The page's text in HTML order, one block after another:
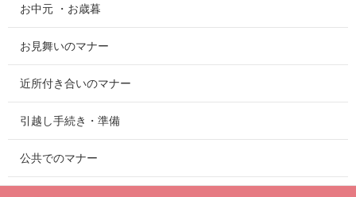
お中元 ・お歳暮
お見舞いのマナー
近所付き合いのマナー
引越し手続き・準備
公共でのマナー